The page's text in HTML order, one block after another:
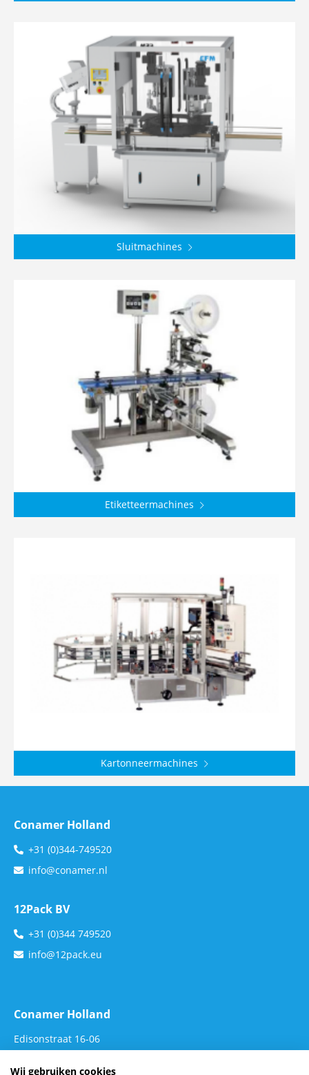
Sluitmachines
Etiketteermachines
Kartonneermachines
Conamer Holland
+31 (0)344-749520
info@conamer.nl
12Pack BV
+31 (0)344 749520
info@12pack.eu
Conamer Holland
Edisonstraat 16-06
Wij gebruiken cookies